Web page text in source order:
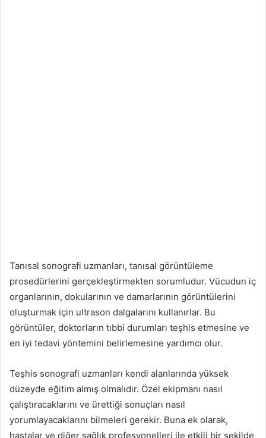
Tanısal sonografi uzmanları, tanısal görüntüleme
prosedürlerini gerçekleştirmekten sorumludur. Vücudun iç
organlarının, dokularının ve damarlarının görüntülerini
oluşturmak için ultrason dalgalarını kullanırlar. Bu
görüntüler, doktorların tıbbi durumları teşhis etmesine ve
en iyi tedavi yöntemini belirlemesine yardımcı olur.
Teşhis sonografi uzmanları kendi alanlarında yüksek
düzeyde eğitim almış olmalıdır. Özel ekipmanı nasıl
çalıştıracaklarını ve ürettiği sonuçları nasıl
yorumlayacaklarını bilmeleri gerekir. Buna ek olarak,
hastalar ve diğer sağlık profesyonelleri ile etkili bir şekilde